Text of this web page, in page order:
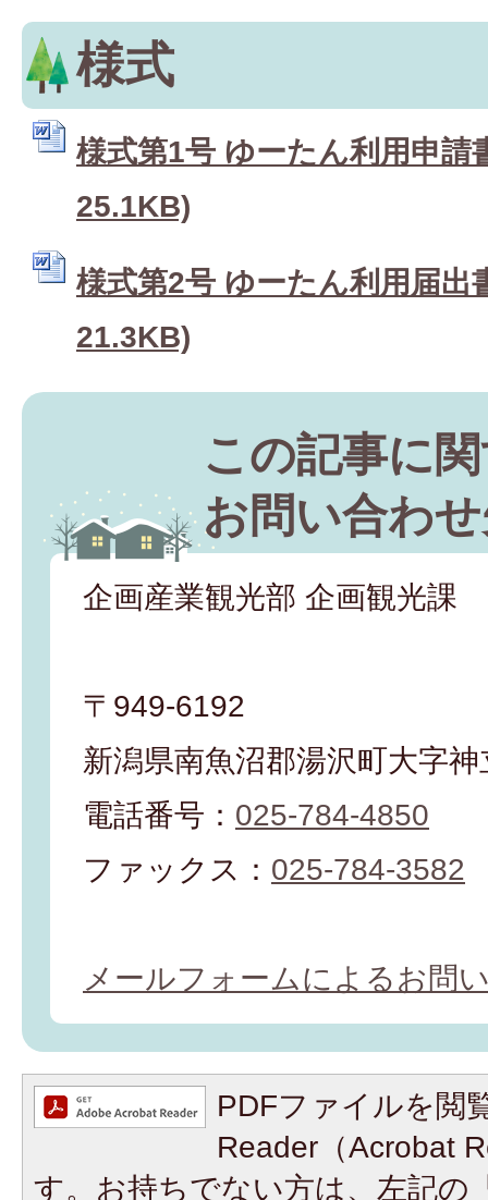
様式
様式第1号 ゆーたん利用申請
25.1KB)
様式第2号 ゆーたん利用届出
21.3KB)
この記事に
お問い合わ
企画産業観光部 企画観光課
〒949-6192
新潟県南魚沼郡湯沢町大字
電話番号： 025-784-4850
ファックス： 025-784-3582
メールフォームによるお問
PDFファイルを閲
Reader（Acrobat
す。お持ちでない方は、左記の